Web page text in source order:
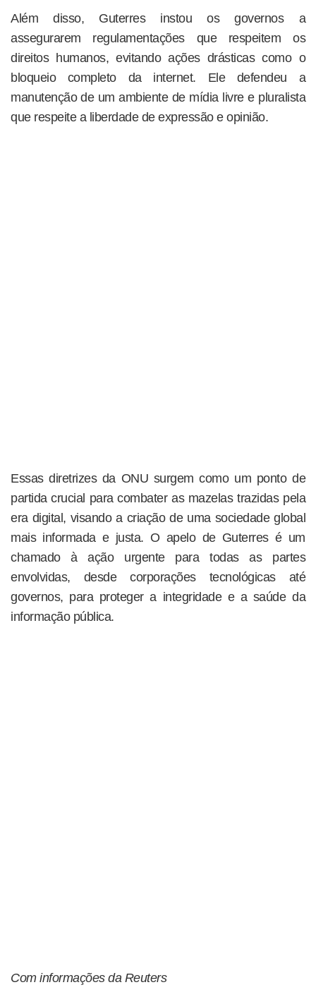
Além disso, Guterres instou os governos a
assegurarem regulamentações que respeitem os
direitos humanos, evitando ações drásticas como o
bloqueio completo da internet. Ele defendeu a
manutenção de um ambiente de mídia livre e pluralista
que respeite a liberdade de expressão e opinião.
Essas diretrizes da ONU surgem como um ponto de
partida crucial para combater as mazelas trazidas pela
era digital, visando a criação de uma sociedade global
mais informada e justa. O apelo de Guterres é um
chamado à ação urgente para todas as partes
envolvidas, desde corporações tecnológicas até
governos, para proteger a integridade e a saúde da
informação pública.
Com informações da Reuters